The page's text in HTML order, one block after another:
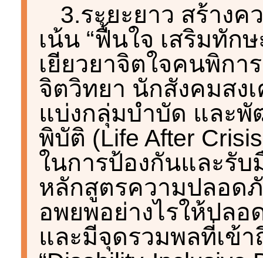
3.ระยะยาว สร้าง
เน้น “ฟื้นใจ เสริมทัก
เยียวยาจิตใจคนพิก
จิตวิทยา นักสังคมสง
แบ่งกลุ่มบำบัด และ
พิบัติ (Life After
ในการป้องกันและรั
หลักสูตรความปลอด
อพยพอย่างไรให้ปล
และมีจุดรวมพลที่เข้